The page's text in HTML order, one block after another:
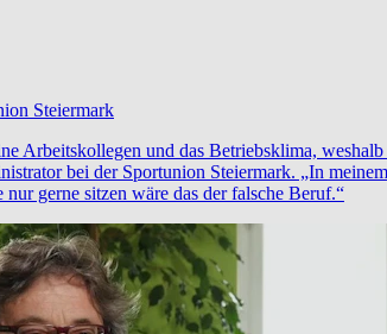
Steiermark
Arbeitskollegen und das Betriebsklima,
bei der Sportunion Steiermark. „In
gerne sitzen wäre das der falsche Beruf.“